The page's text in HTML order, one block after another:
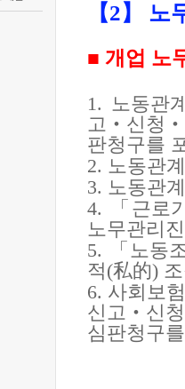
【2 】 노
■ 개업 노
1. 노동관
고 ‧ 신청 ‧
판청구를
2. 노동관
3. 노동관
4.
「 근로
노무관리
5.
「 노동
적(私的)
6. 사회보
신고 ‧ 신청
심판청구